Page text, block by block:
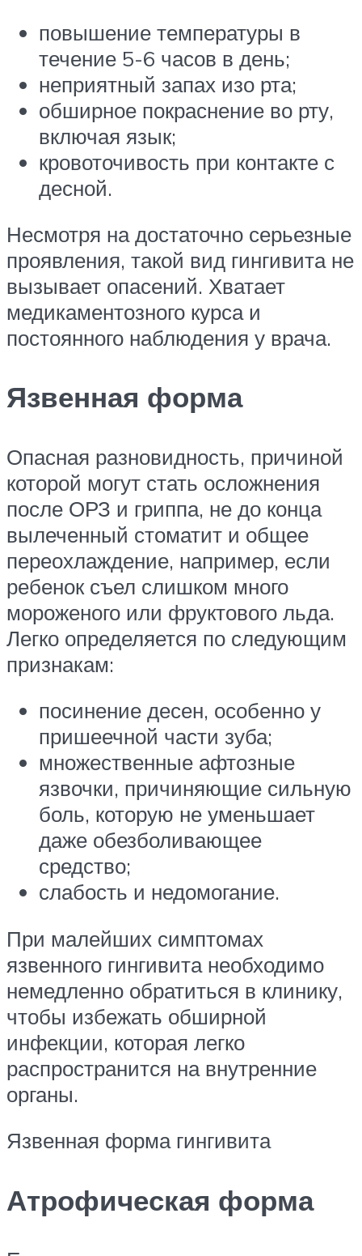
повышение температуры в
течение 5-6 часов в день;
неприятный запах изо рта;
обширное покраснение во рту,
включая язык;
кровоточивость при контакте с
десной.
Несмотря на достаточно серьезные
проявления, такой вид гингивита не
вызывает опасений. Хватает
медикаментозного курса и
постоянного наблюдения у врача.
Язвенная форма
Опасная разновидность, причиной
которой могут стать осложнения
после ОРЗ и гриппа, не до конца
вылеченный стоматит и общее
переохлаждение, например, если
ребенок съел слишком много
мороженого или фруктового льда.
Легко определяется по следующим
признакам:
посинение десен, особенно у
пришеечной части зуба;
множественные афтозные
язвочки, причиняющие сильную
боль, которую не уменьшает
даже обезболивающее
средство;
слабость и недомогание.
При малейших симптомах
язвенного гингивита необходимо
немедленно обратиться в клинику,
чтобы избежать обширной
инфекции, которая легко
распространится на внутренние
органы.
Язвенная форма гингивита
Атрофическая форма